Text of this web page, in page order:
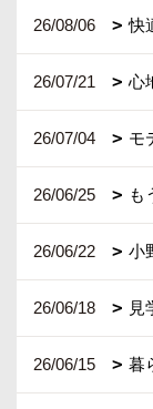
26/08/06 快
26/07/21 心
26/07/04 モ
26/06/25 も
26/06/22 小
26/06/18 見
26/06/15 暮